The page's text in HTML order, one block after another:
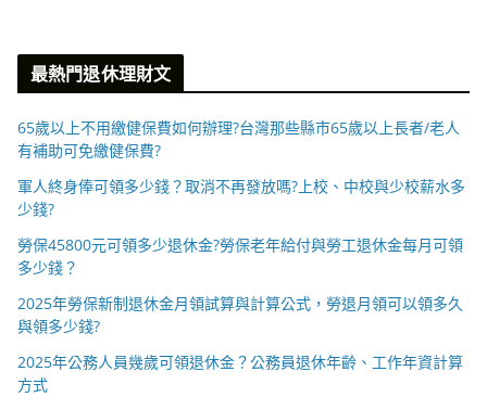
最熱門退休理財文
65歲以上不用繳健保費如何辦理?台灣那些縣市65歲以上長者/老人
有補助可免繳健保費?
軍人終身俸可領多少錢？取消不再發放嗎?上校、中校與少校薪水多
少錢?
勞保45800元可領多少退休金?勞保老年給付與勞工退休金每月可領
多少錢？
2025年勞保新制退休金月領試算與計算公式，勞退月領可以領多久
與領多少錢?
2025年公務人員幾歲可領退休金？公務員退休年齡、工作年資計算
方式